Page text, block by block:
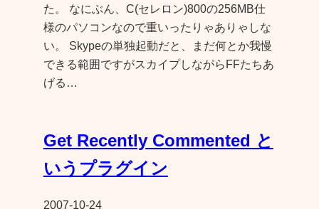
た。 なにぶん、C(セレロン)800の256MB仕
様のパソコンなので重いったりゃありゃしな
い。 Skypeの単独起動だと、まだ何とか我慢
できる範囲ですがスカイプしながらFFたちあ
げる…
Get Recently Commented と
いうプラグイン
2007-10-24